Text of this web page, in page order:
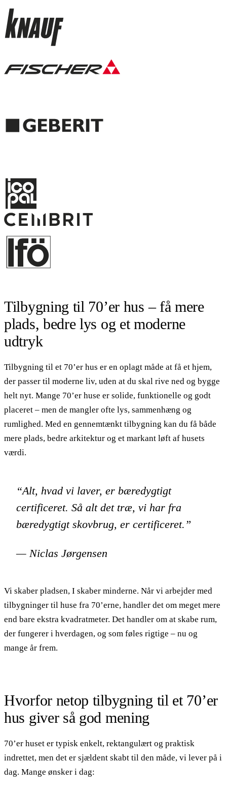
Tilbygning til 70’er hus – få mere
plads, bedre lys og et moderne
udtryk
Tilbygning til et 70’er hus er en oplagt måde at få et hjem,
der passer til moderne liv, uden at du skal rive ned og bygge
helt nyt. Mange 70’er huse er solide, funktionelle og godt
placeret – men de mangler ofte lys, sammenhæng og
rumlighed. Med en gennemtænkt tilbygning kan du få både
mere plads, bedre arkitektur og et markant løft af husets
værdi.
“Alt, hvad vi laver, er bæredygtigt
certificeret. Så alt det træ, vi har fra
bæredygtigt skovbrug, er certificeret.”
— Niclas Jørgensen
Vi skaber pladsen, I skaber minderne. Når vi arbejder med
tilbygninger til huse fra 70’erne, handler det om meget mere
end bare ekstra kvadratmeter. Det handler om at skabe rum,
der fungerer i hverdagen, og som føles rigtige – nu og
mange år frem.
Hvorfor netop tilbygning til et 70’er
hus giver så god mening
70’er huset er typisk enkelt, rektangulært og praktisk
indrettet, men det er sjældent skabt til den måde, vi lever på i
dag. Mange ønsker i dag: